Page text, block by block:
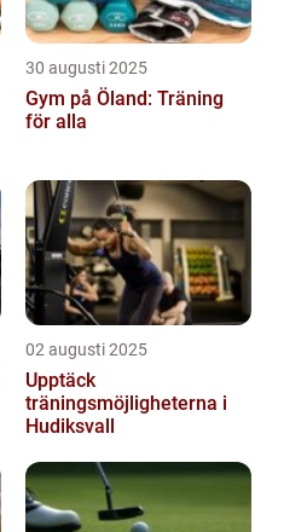
30 augusti 2025
Gym på Öland: Träning
för alla
02 augusti 2025
Upptäck
träningsmöjligheterna i
Hudiksvall